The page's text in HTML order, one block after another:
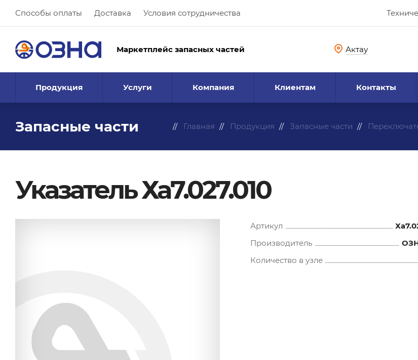
Способы оплаты Доставка Условия сотрудничества
Маркетплейс запасных частей Актау
Продукция Услуги Компания Клиентам Контакты
Запасные части Главная Продукция Запасные части
Указатель Ха7.027.010
Артикул
Производитель
Количество в узле